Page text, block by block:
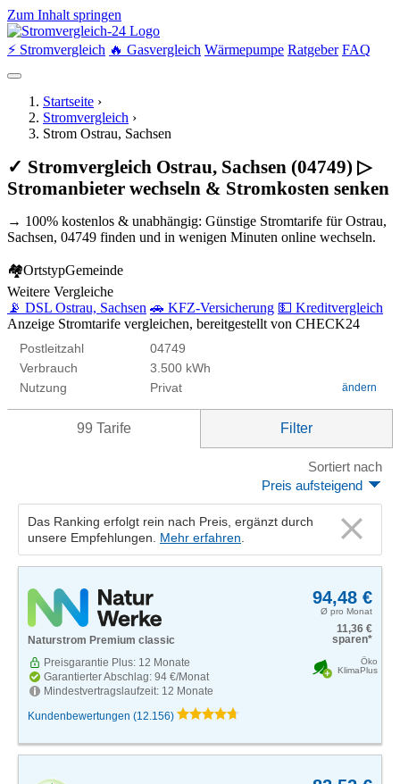
Zum Inhalt springen
⚡ Stromvergleich 🔥 Gasvergleich Wärmepumpe Ratgeber FAQ
Startseite ›
Stromvergleich ›
Strom Ostrau, Sachsen
✓ Stromvergleich Ostrau, Sachsen (04749) ▷
Stromanbieter wechseln & Stromkosten senken
→ 100% kostenlos & unabhängig: Günstige Stromtarife für Ostrau,
Sachsen, 04749 finden und in wenigen Minuten online wechseln.
🏘OrtstypGemeinde
Weitere Vergleiche
📡 DSL Ostrau, Sachsen 🚗 KFZ-Versicherung 💵 Kreditvergleich
Anzeige Stromtarife vergleichen, bereitgestellt von CHECK24